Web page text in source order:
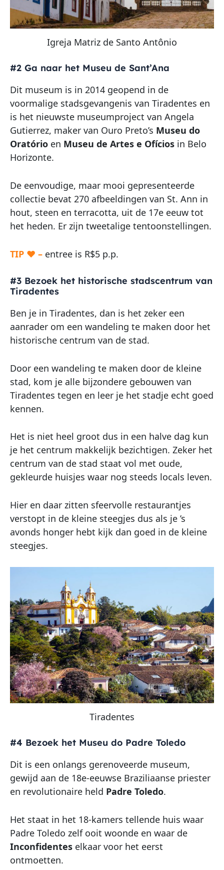
Igreja Matriz de Santo Antônio
#2 Ga naar het Museu de Sant’Ana
Dit museum is in 2014 geopend in de
voormalige stadsgevangenis van Tiradentes en
is het nieuwste museumproject van Angela
Gutierrez, maker van Ouro Preto’s Museu do
Oratório en Museu de Artes e Ofícios in Belo
Horizonte.
De eenvoudige, maar mooi gepresenteerde
collectie bevat 270 afbeeldingen van St. Ann in
hout, steen en terracotta, uit de 17e eeuw tot
het heden. Er zijn tweetalige tentoonstellingen.
TIP ♥ – entree is R$5 p.p.
#3 Bezoek het historische stadscentrum van
Tiradentes
Ben je in Tiradentes, dan is het zeker een
aanrader om een wandeling te maken door het
historische centrum van de stad.
Door een wandeling te maken door de kleine
stad, kom je alle bijzondere gebouwen van
Tiradentes tegen en leer je het stadje echt goed
kennen.
Het is niet heel groot dus in een halve dag kun
je het centrum makkelijk bezichtigen. Zeker het
centrum van de stad staat vol met oude,
gekleurde huisjes waar nog steeds locals leven.
Hier en daar zitten sfeervolle restaurantjes
verstopt in de kleine steegjes dus als je ’s
avonds honger hebt kijk dan goed in de kleine
steegjes.
Tiradentes
#4 Bezoek het Museu do Padre Toledo
Dit is een onlangs gerenoveerde museum,
gewijd aan de 18e-eeuwse Braziliaanse priester
en revolutionaire held Padre Toledo.
Het staat in het 18-kamers tellende huis waar
Padre Toledo zelf ooit woonde en waar de
Inconfidentes elkaar voor het eerst
ontmoetten.